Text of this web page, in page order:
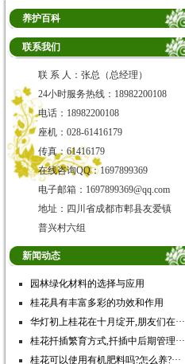
养护百科
联系我们
联 系 人：张总（总经理）
24小时服务热线：18982200108
电话：18982200108
座机：028-61416179
传真：61416179
在线咨询QQ：1697899369
电子邮箱：1697899369@qq.com
地址：四川省成都市郫县友爱镇
普兴村六组
新闻动态
园林绿化材料的选择与应用
桂花具有丰富多彩的功效和作用
华灯初上桂花在十月绽开,朋友们在···
桂花扦插繁育方式,扦插中后期管理···
桂花可以使用有机肥料吗?怎么养?···